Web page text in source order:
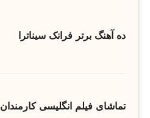
ده آهنگ برتر فرانک سیناترا
تماشای فیلم انگلیسی کارمندان 1